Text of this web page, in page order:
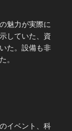
魅力が実際に
していた、資
た。設備も非
。
イベント、科